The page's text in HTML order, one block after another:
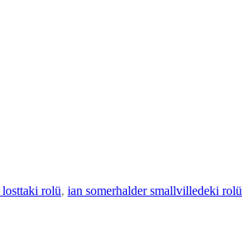
losttaki rolü, ian somerhalder smallvilledeki rolü